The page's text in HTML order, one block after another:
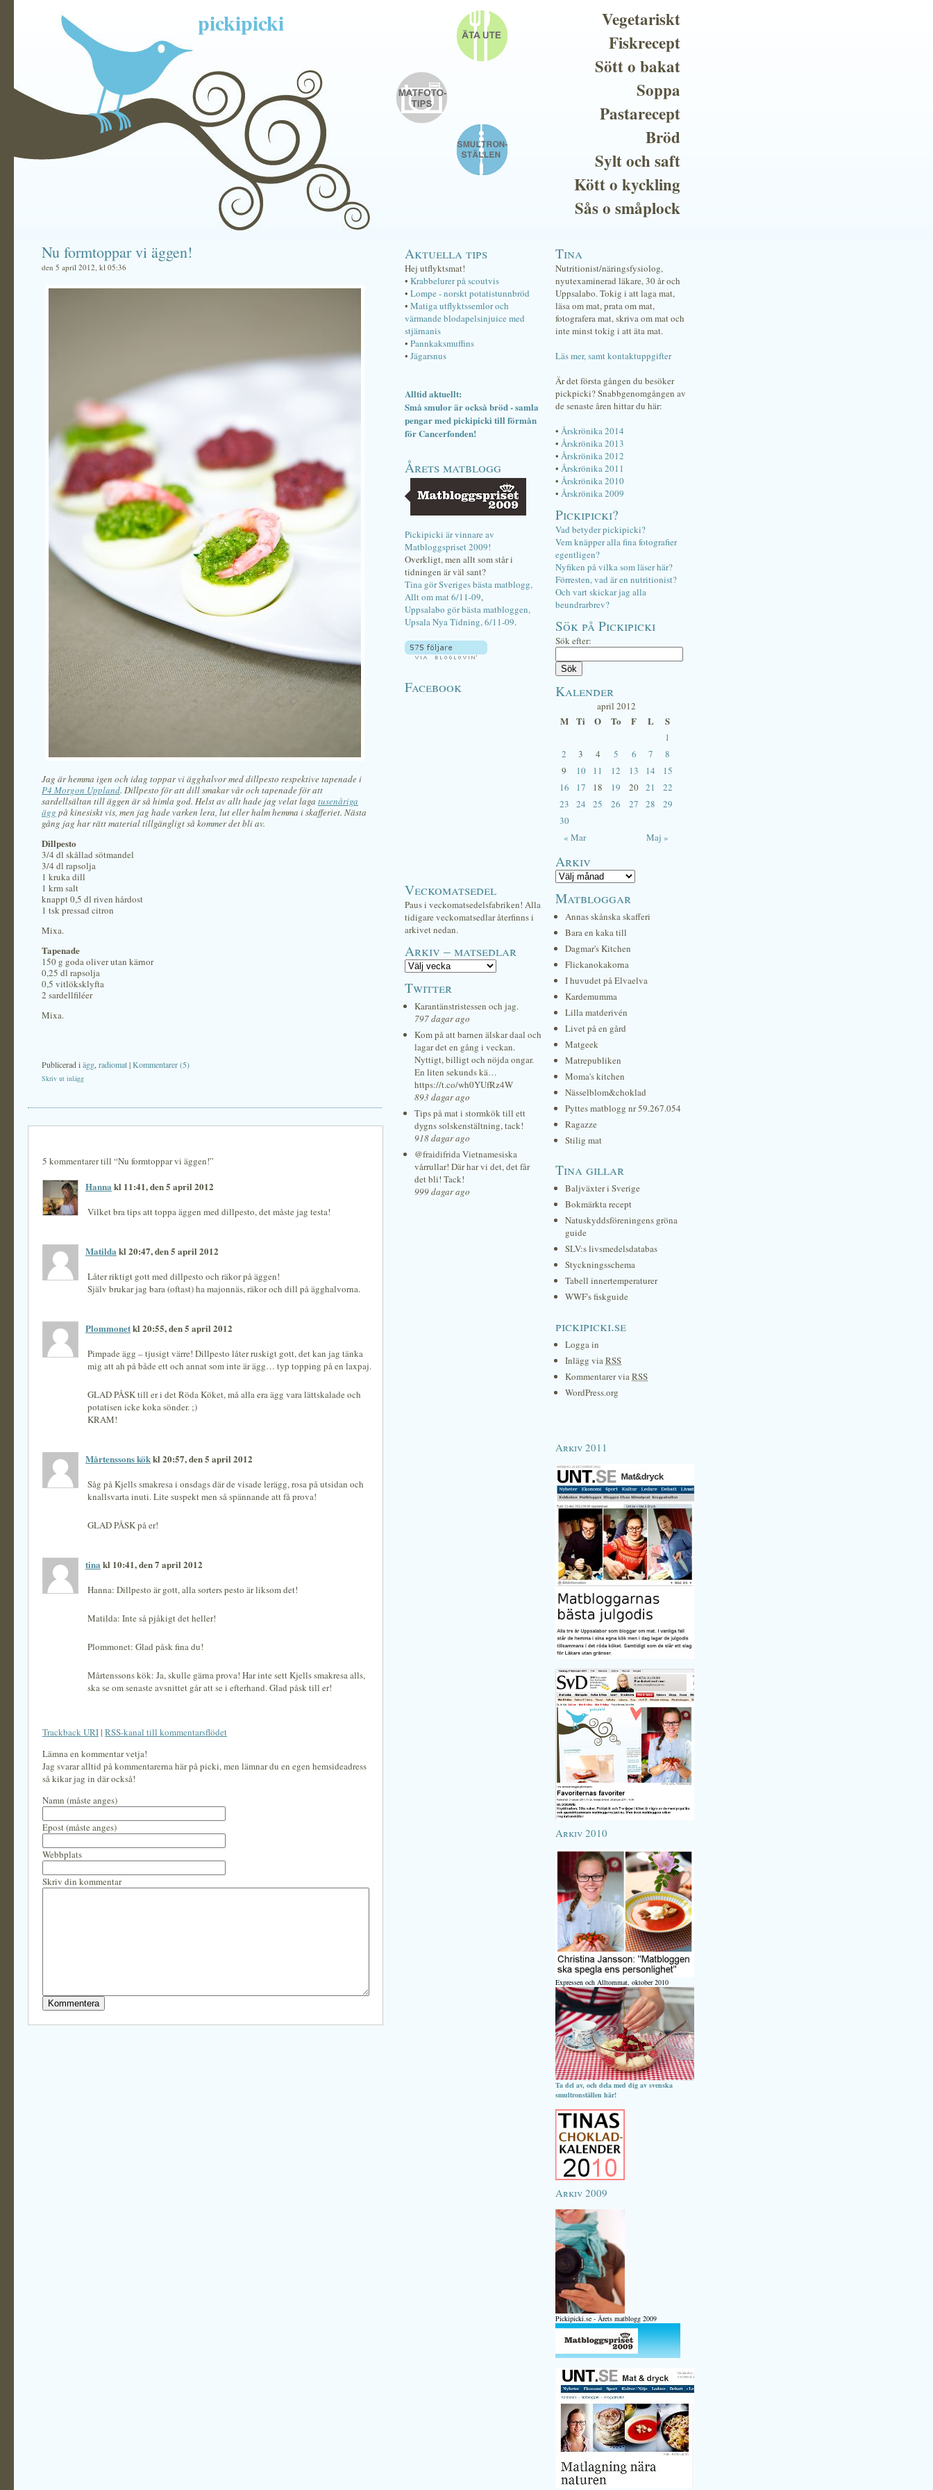
pickipicki
Vegetariskt
Fiskrecept
Sött o bakat
Soppa
Pastarecept
Bröd
Sylt och saft
Kött o kyckling
Sås o småplock
Nu formtoppar vi äggen!
den 5 april 2012, kl 05:36
Jag är hemma igen och idag toppar vi ägghalvor med dillpesto respektive tapenade i
P4 Morgon Uppland. Dillpesto för att dill smakar vår och tapenade för att
sardellsältan till äggen är så himla god. Helst av allt hade jag velat laga tusenåriga
ägg på kinesiskt vis, men jag hade varken lera, lut eller halm hemma i skafferiet. Nästa
gång jag har rätt material tillgängligt så kommer det bli av.
Dillpesto
3/4 dl skållad sötmandel
3/4 dl rapsolja
1 kruka dill
1 krm salt
knappt 0,5 dl riven hårdost
1 tsk pressad citron
Mixa.
Tapenade
150 g goda oliver utan kärnor
0,25 dl rapsolja
0,5 vitlöksklyfta
2 sardellfiléer
Mixa.
Publicerad iägg radiomat|Kommentarer (5)
Skriv ut inlägg
5 kommentarer till “Nu formtoppar vi äggen!”
Hanna kl 11:41, den 5 april 2012
Vilket bra tips att toppa äggen med dillpesto, det måste jag testa!
Matilda kl 20:47, den 5 april 2012
Låter riktigt gott med dillpesto och räkor på äggen!
Själv brukar jag bara (oftast) ha majonnäs, räkor och dill på ägghalvorna.
Plommonetkl 20:55, den 5 april 2012
Pimpade ägg – tjusigt värre! Dillpesto låter ruskigt gott, det kan jag tänka
mig att ah på både ett och annat som inte är ägg… typ topping på en laxpaj.
GLAD PÅSK till er i det Röda Köket, må alla era ägg vara lättskalade och
potatisen icke koka sönder. ;)
KRAM!
Mårtenssons kökkl 20:57, den 5 april 2012
Såg på Kjells smakresa i onsdags där de visade lerägg, rosa på utsidan och
knallsvarta inuti. Lite suspekt men så spännande att få prova!
GLAD PÅSK på er!
tina kl 10:41, den 7 april 2012
Hanna: Dillpesto är gott, alla sorters pesto är liksom det!
Matilda: Inte så pjåkigt det heller!
Plommonet: Glad påsk fina du!
Mårtenssons kök: Ja, skulle gärna prova! Har inte sett Kjells smakresa alls,
ska se om senaste avsnittet går att se i efterhand. Glad påsk till er!
Trackback URI| RSS-kanal till kommentarsflödet
Lämna en kommentar vetja!
Jag svarar alltid på kommentarerna här på picki, men lämnar du en egen hemsideadress
så kikar jag in där också!
Namn (måste anges)
Epost (måste anges)
Webbplats
Skriv din kommentar
Aktuella tips
Hej utflyktsmat!
• Krabbelurer på scoutvis
• Lompe - norskt potatistunnbröd
• Matiga utflyktssemlor och
värmande blodapelsinjuice med
stjärnanis
• Pannkaksmuffins
• Jägarsnus
Alltid aktuellt:
Små smulor är också bröd - samla
pengar med pickipicki till förmån
för Cancerfonden!
Årets matblogg
Pickipicki är vinnare av
Matbloggspriset 2009!
Overkligt, men allt som står i
tidningen är väl sant?
Tina gör Sveriges bästa matblogg,
Allt om mat 6/11-09,
Uppsalabo gör bästa matbloggen,
Upsala Nya Tidning, 6/11-09.
Facebook
Veckomatsedel
Paus i veckomatsedelsfabriken! Alla
tidigare veckomatsedlar återfinns i
arkivet nedan.
Arkiv – matsedlar
Twitter
Karantänstristessen och jag.
797 dagar ago
Kom på att barnen älskar daal och
lagar det en gång i veckan.
Nyttigt, billigt och nöjda ongar.
En liten sekunds kä…
https://t.co/wh0YUfRz4W
893 dagar ago
Tips på mat i stormkök till ett
dygns solskenstältning, tack!
918 dagar ago
@fraidifrida Vietnamesiska
vårrullar! Där har vi det, det får
det bli! Tack!
999 dagar ago
Tina
Nutritionist/näringsfysiolog,
nyutexaminerad läkare, 30 år och
Uppsalabo. Tokig i att laga mat,
läsa om mat, prata om mat,
fotografera mat, skriva om mat och
inte minst tokig i att äta mat.
Läs mer, samt kontaktuppgifter
Är det första gången du besöker
pickpicki? Snabbgenomgången av
de senaste åren hittar du här:
• Årskrönika 2014
• Årskrönika 2013
• Årskrönika 2012
• Årskrönika 2011
• Årskrönika 2010
• Årskrönika 2009
Pickipicki?
Vad betyder pickipicki?
Vem knäpper alla fina fotografier
egentligen?
Nyfiken på vilka som läser här?
Förresten, vad är en nutritionist?
Och vart skickar jag alla
beundrarbrev?
Sök på Pickipicki
Sök efter:
Kalender
april 2012
M Ti O To F L S
« Mar Maj »
1
2
3 4 5 6 7
8
9
10 11 12 13 14
15
16
17 18 19 20 21
22
23
24 25 26 27 28
29
30
Arkiv
Matbloggar
Annas skånska skafferi
Bara en kaka till
Dagmar's Kitchen
Flickanokakorna
I huvudet på Elvaelva
Kardemumma
Lilla matderivén
Livet på en gård
Matgeek
Matrepubliken
Moma's kitchen
Nässelblom&choklad
Pyttes matblogg nr 59.267.054
Ragazze
Stilig mat
Tina gillar
Baljväxter i Sverige
Bokmärkta recept
Natuskyddsföreningens gröna
guide
SLV:s livsmedelsdatabas
Styckningsschema
Tabell innertemperaturer
WWF's fiskguide
pickipicki.se
Logga in
Inlägg viaRSS
Kommentarer viaRSS
WordPress.org
Arkiv 2011
Arkiv 2010
Expressen och Alltommat, oktober 2010
Ta del av, och dela med dig av svenska
smultronställen här!
Arkiv 2009
Pickipicki.se - Årets matblogg 2009